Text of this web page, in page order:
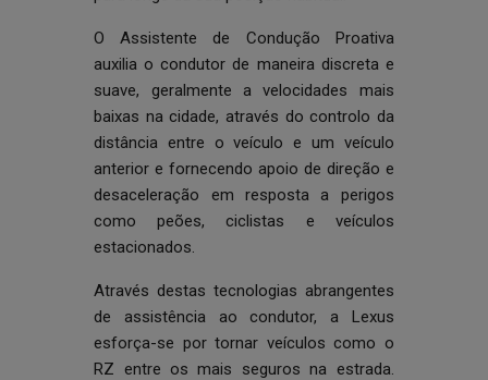
O Assistente de Condução Proativa
auxilia o condutor de maneira discreta e
suave, geralmente a velocidades mais
baixas na cidade, através do controlo da
distância entre o veículo e um veículo
anterior e fornecendo apoio de direção e
desaceleração em resposta a perigos
como peões, ciclistas e veículos
estacionados.
Através destas tecnologias abrangentes
de assistência ao condutor, a Lexus
esforça-se por tornar veículos como o
RZ entre os mais seguros na estrada.